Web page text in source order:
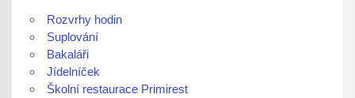
Rozvrhy hodin
Suplování
Bakaláři
Jídelníček
Školní restaurace Primirest